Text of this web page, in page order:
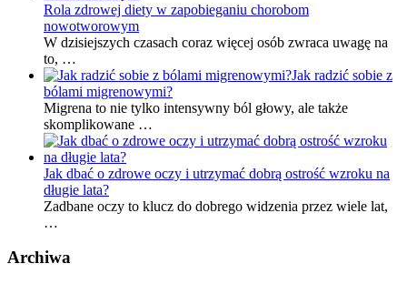
Rola zdrowej diety w zapobieganiu chorobom
nowotworowym
W dzisiejszych czasach coraz więcej osób zwraca uwagę na
to, …
Jak radzić sobie z
bólami migrenowymi?
Migrena to nie tylko intensywny ból głowy, ale także
skomplikowane …
Jak dbać o zdrowe oczy i utrzymać dobrą ostrość wzroku na
długie lata?
Zadbane oczy to klucz do dobrego widzenia przez wiele lat,
…
Archiwa